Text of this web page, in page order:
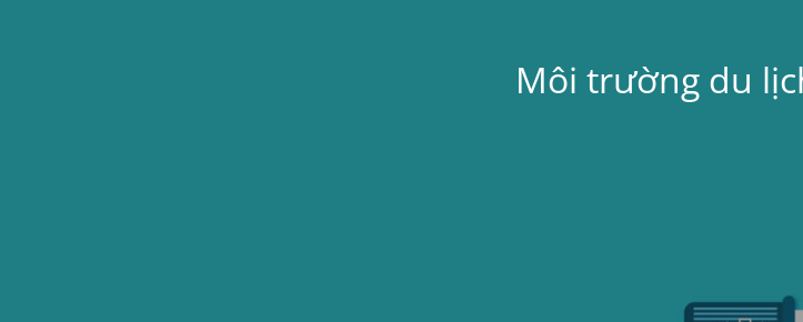
Môi trường du